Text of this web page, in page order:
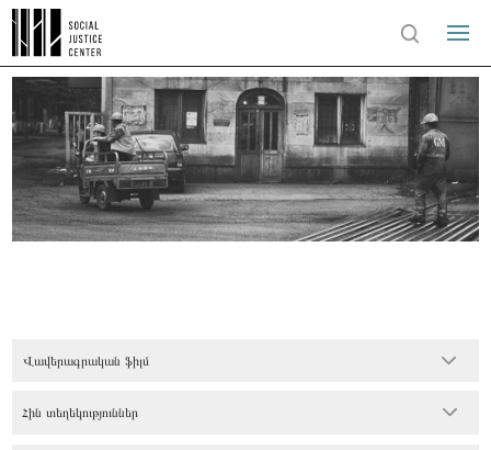
Վավերագրական ֆիլմ
Հին տեղեկություններ